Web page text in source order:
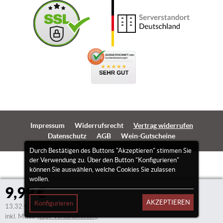
9,99 €
13,32 €/Liter
inkl. Mwst.(zzgl. Versandkosten)
Durch Bestätigen des Buttons "Akzeptieren" stimmen Sie
der Verwendung zu. Über den Button "Konfigurieren"
können Sie auswählen, welche Cookies Sie zulassen
wollen.
Konfigurieren AKZEPTIEREN
Impressum Widerrufsrecht
Vertrag widerrufen
Datenschutz
AGB Wein-Gutscheine